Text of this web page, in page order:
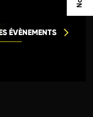
ÉVÈNEMENTS